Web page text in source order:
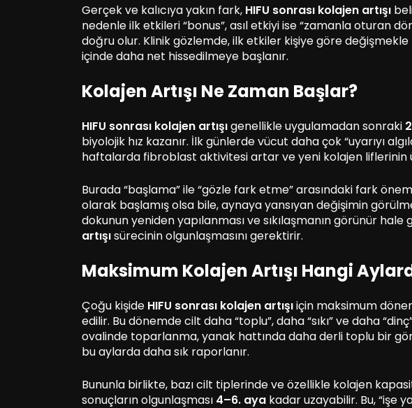
Gerçek ve kalıcıya yakın fark, HIFU sonrası kolajen artışı
nedenle ilk etkileri “bonus”, asıl etkiyi ise “zamanla oturan
doğru olur. Klinik gözlemde, ilk etkiler kişiye göre
içinde daha net hissedilmeye başlanır.
Kolajen Artışı Ne Zaman Başlar?
HIFU sonrası kolajen artışıgenellikle uygulamadan sonraki
biyolojik hız kazanır. İlk günlerde vücut daha çok “uyarıyı
haftalarda fibroblast aktivitesi artar ve yeni kolajen liflerinin
Burada “başlama” ile “gözle fark etme” arasındaki fark
olarak başlamış olsa bile, aynaya yansıyan değişimin
dokunun yeniden yapılanması ve sıkılaşmanın görünür hale
artışısürecinin olgunlaşmasını gerektirir.
Maksimum Kolajen Artışı Hangi
Çoğu kişide HIFU sonrası kolajen artışıiçin maksimum
edilir. Bu dönemde cilt daha “toplu”, daha “sıkı” ve daha
ovalinde toparlanma, yanak hattında daha derli toplu bir
bu aylarda daha sık raporlanır.
Bununla birlikte, bazı cilt tiplerinde ve özellikle kolajen
sonuçların olgunlaşması 4–6. aya kadar uzayabilir. Bu, “işe